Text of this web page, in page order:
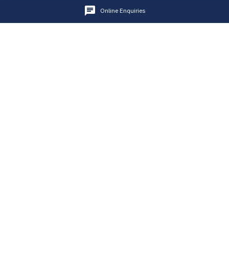
结果显示，联合模型AUC为0.893，虽略高于蛋白模型（24蛋
Online Enquiries